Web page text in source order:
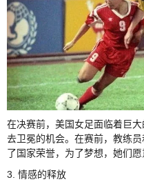
在决赛前，美国女足面临着巨
去卫冕的机会。在赛前，教练
了国家荣誉，为了梦想，她们愿
3. 情感的释放